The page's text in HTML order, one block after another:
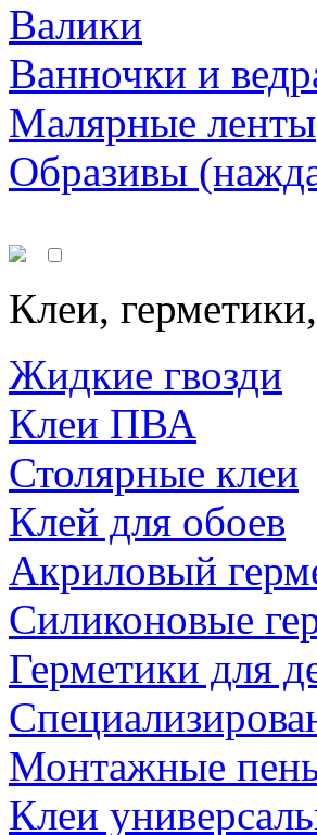
Валики
Ванночки и
Малярные ленты
Образивы
Клеи,
Жидкие гвозди
Клеи ПВА
Столярные клеи
Клей для обоев
Акриловый
Силиконовые
Герметики для
Монтажные
Клеи